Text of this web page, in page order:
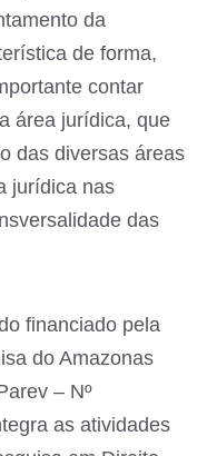
da
de forma,
contar
área jurídica, que
das diversas áreas
jurídica nas
das
financiado pela
do Amazonas
– Nº
as atividades